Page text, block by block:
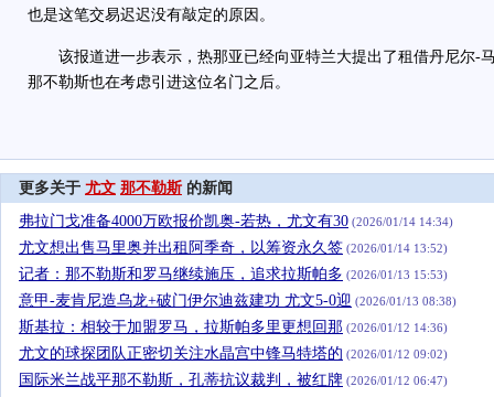
也是这笔交易迟迟没有敲定的原因。
该报道进一步表示，热那亚已经向亚特兰大提出了租借丹尼尔-
那不勒斯也在考虑引进这位名门之后。
更多关于 尤文 那不勒斯 的新闻
弗拉门戈准备4000万欧报价凯奥-若热，尤文有30 (2026/01/14 14:34)
尤文想出售马里奥并出租阿季奇，以筹资永久签 (2026/01/14 13:52)
记者：那不勒斯和罗马继续施压，追求拉斯帕多 (2026/01/13 15:53)
意甲-麦肯尼造乌龙+破门伊尔迪兹建功 尤文5-0迎 (2026/01/13 08:38)
斯基拉：相较于加盟罗马，拉斯帕多里更想回那 (2026/01/12 14:36)
尤文的球探团队正密切关注水晶宫中锋马特塔的 (2026/01/12 09:02)
国际米兰战平那不勒斯，孔蒂抗议裁判，被红牌 (2026/01/12 06:47)